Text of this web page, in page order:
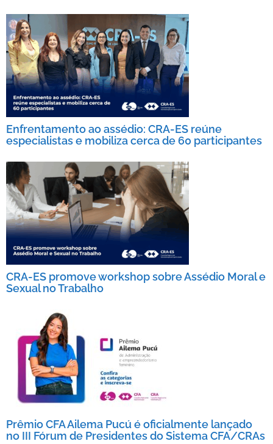
Enfrentamento ao assédio: CRA-ES reúne
especialistas e mobiliza cerca de 60 participantes
CRA-ES promove workshop sobre Assédio Moral e
Sexual no Trabalho
Prêmio CFA Ailema Pucú é oficialmente lançado
no III Fórum de Presidentes do Sistema CFA/CRAs